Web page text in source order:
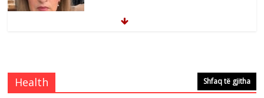
e invalidëve në Fushë Kosovë
Comments Off
Health Shfaq të gjitha